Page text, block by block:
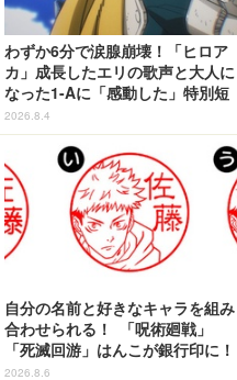
わずか6分で涙腺崩壊！「ヒロア
カ」成長したエリの歌声と大人に
なった1-Aに「感動した」特別短
編「I am a hero too」【ネタバ
レあり反応まとめ】
2026.8.4
自分の名前と好きなキャラを組み
合わせられる！ 「呪術廻戦」
「死滅回游」はんこが銀行印に！
虎杖悠仁、乙骨憂太ら16キャラ追
2026.8.6